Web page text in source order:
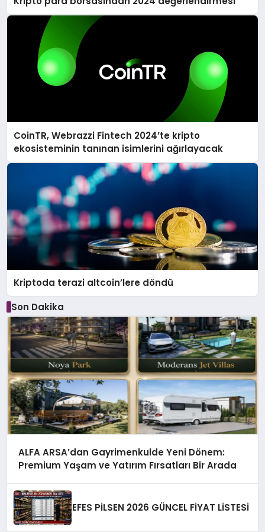
CoinTR, Webrazzi Fintech 2024’te kripto
ekosisteminin tanınan isimlerini ağırlayacak
Kriptoda terazi altcoin’lere döndü
Son Dakika
ALFA ARSA’dan Gayrimenkulde Yeni Dönem:
Premium Yaşam ve Yatırım Fırsatları Bir Arada
EFES PİLSEN 2026 GÜNCEL FİYAT LİSTESİ